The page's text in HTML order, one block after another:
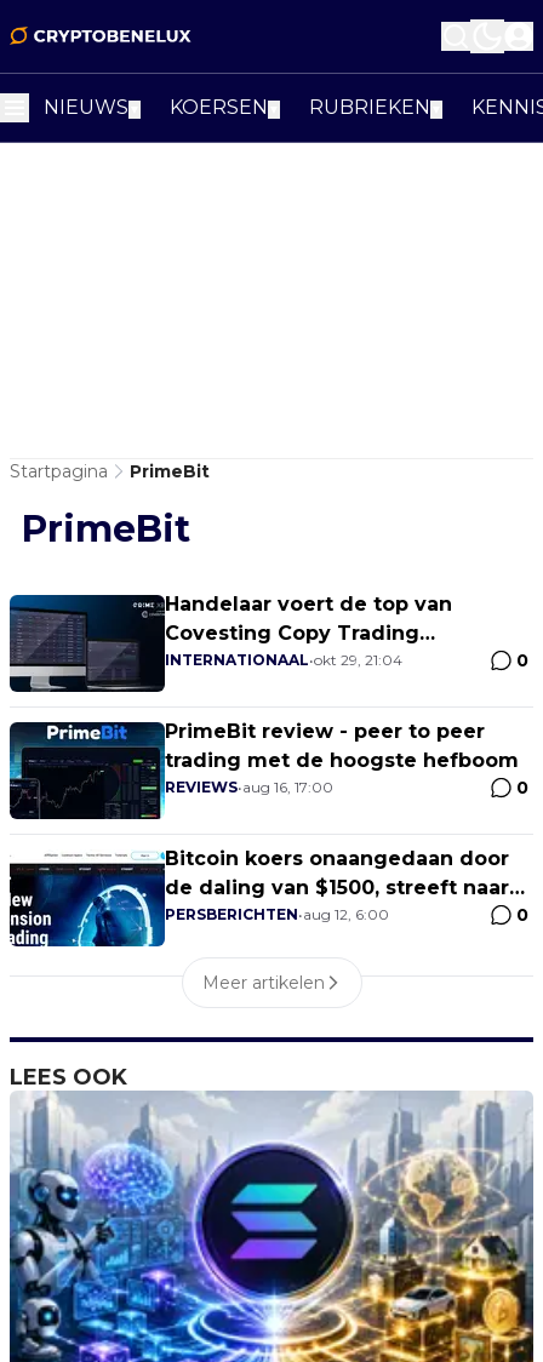
NIEUWS KOERSEN RUBRIEKEN
Startpagina PrimeBit
PrimeBit
Handelaar voert de top van
Covesting Copy Trading
Leaderboard aan met 2700% winst
INTERNATIONAAL•okt 29, 21:04 0
PrimeBit review - peer to peer
trading met de hoogste hefboom
REVIEWS•aug 16, 17:00 0
Bitcoin koers onaangedaan door
de daling van $1500, streeft naar
$12.000
PERSBERICHTEN•aug 12, 6:00 0
Meer artikelen
LEES OOK